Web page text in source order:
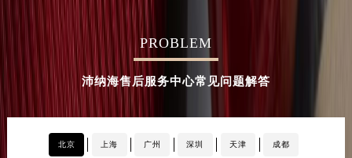
PROBLEM
沛纳海售后服务中心常见问题解答
北京 上海 广州 深圳 天津 成都